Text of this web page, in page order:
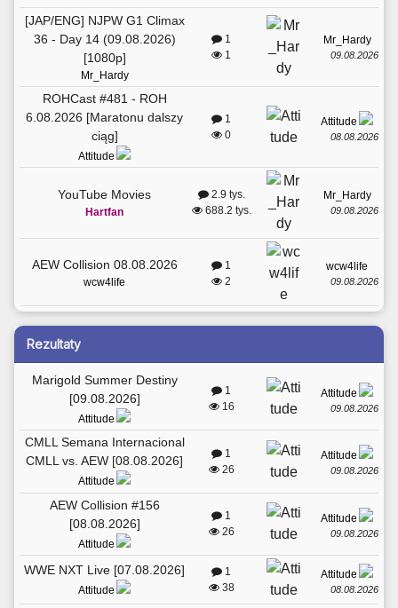
[JAP/ENG] NJPW G1 Climax
36 - Day 14 (09.08.2026)
[1080p]
Mr_Hardy
1
1
Mr_Hardy
09.08.2026
ROHCast #481 - ROH
6.08.2026 [Maratonu dalszy
ciąg]
Attitude
1
0
Attitude
08.08.2026
YouTube Movies
Hartfan
2.9 tys.
688.2 tys.
Mr_Hardy
09.08.2026
AEW Collision 08.08.2026
wcw4life
1
2
wcw4life
09.08.2026
Rezultaty
Marigold Summer Destiny
[09.08.2026]
Attitude
1
16
Attitude
09.08.2026
CMLL Semana Internacional
CMLL vs. AEW [08.08.2026]
Attitude
1
26
Attitude
09.08.2026
AEW Collision #156
[08.08.2026]
Attitude
1
26
Attitude
09.08.2026
WWE NXT Live [07.08.2026]
Attitude
1
38
Attitude
08.08.2026